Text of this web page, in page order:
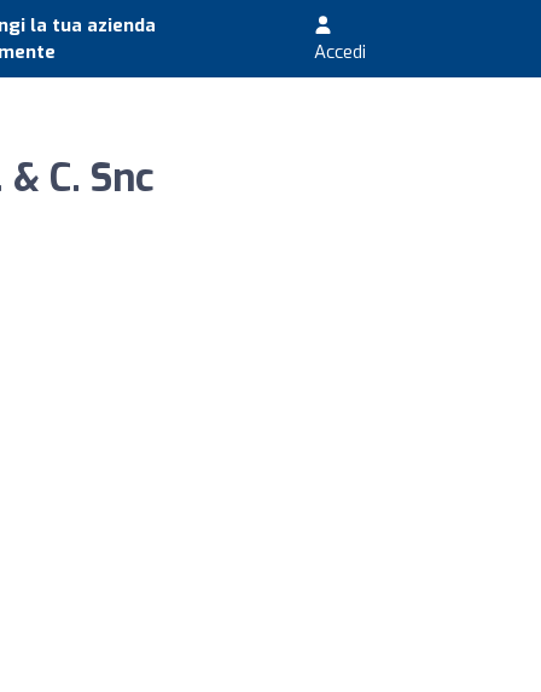
la tua azienda
Accedi
C. Snc